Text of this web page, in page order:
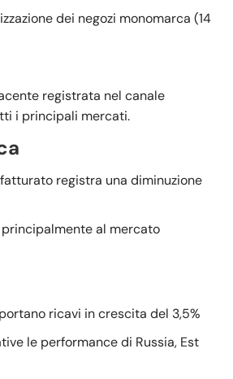
dei negozi monomarca (14
registrata nel canale
i principali mercati.
registra una diminuzione
al mercato
ricavi in crescita del 3,5%
le performance di Russia, Est